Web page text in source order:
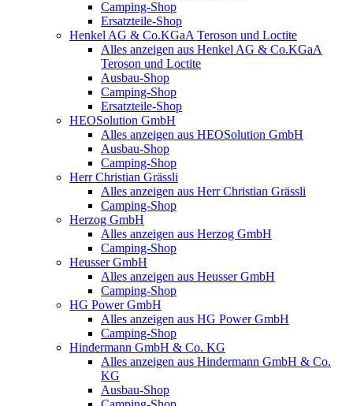
Camping-Shop
Ersatzteile-Shop
Henkel AG & Co.KGaA Teroson und Loctite
Alles anzeigen aus Henkel AG & Co.KGaA
Teroson und Loctite
Ausbau-Shop
Camping-Shop
Ersatzteile-Shop
HEOSolution GmbH
Alles anzeigen aus HEOSolution GmbH
Ausbau-Shop
Camping-Shop
Herr Christian Grässli
Alles anzeigen aus Herr Christian Grässli
Camping-Shop
Herzog GmbH
Alles anzeigen aus Herzog GmbH
Camping-Shop
Heusser GmbH
Alles anzeigen aus Heusser GmbH
Camping-Shop
HG Power GmbH
Alles anzeigen aus HG Power GmbH
Camping-Shop
Hindermann GmbH & Co. KG
Alles anzeigen aus Hindermann GmbH & Co.
KG
Ausbau-Shop